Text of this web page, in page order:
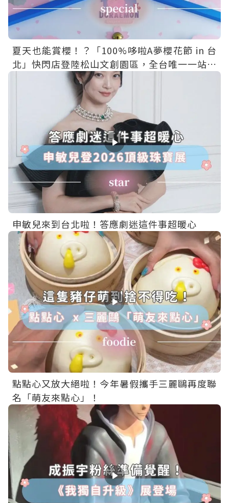
夏天也能賞櫻！？「100%哆啦A夢櫻花節 in 台
北」快閃店登陸松山文創園區，全台唯一一站免
申敏兒來到台北啦！答應劇迷這件事超暖心
點點心又放大絕啦！今年暑假攜手三麗鷗再度聯
名「萌友來點心」！